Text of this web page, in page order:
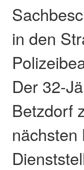
in den
Der 32-
Betzdorf